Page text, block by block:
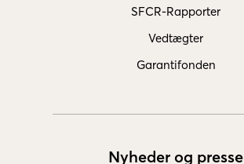
SFCR-Rapporter
Vedtægter
Garantifonden
Nyheder og presse